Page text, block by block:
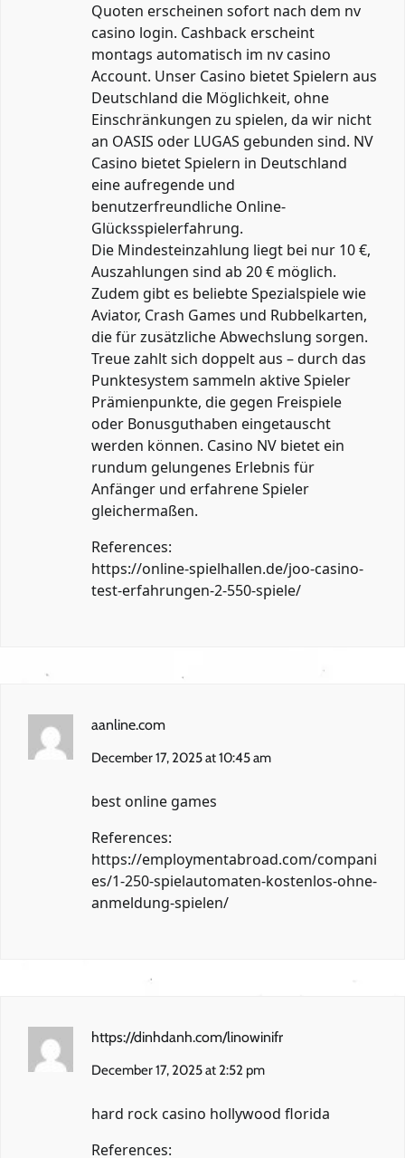
Quoten erscheinen sofort nach dem nv
casino login. Cashback erscheint
montags automatisch im nv casino
Account. Unser Casino bietet Spielern aus
Deutschland die Möglichkeit, ohne
Einschränkungen zu spielen, da wir nicht
an OASIS oder LUGAS gebunden sind. NV
Casino bietet Spielern in Deutschland
eine aufregende und
benutzerfreundliche Online-
Glücksspielerfahrung.
Die Mindesteinzahlung liegt bei nur 10 €,
Auszahlungen sind ab 20 € möglich.
Zudem gibt es beliebte Spezialspiele wie
Aviator, Crash Games und Rubbelkarten,
die für zusätzliche Abwechslung sorgen.
Treue zahlt sich doppelt aus – durch das
Punktesystem sammeln aktive Spieler
Prämienpunkte, die gegen Freispiele
oder Bonusguthaben eingetauscht
werden können. Casino NV bietet ein
rundum gelungenes Erlebnis für
Anfänger und erfahrene Spieler
gleichermaßen.
References:
https://online-spielhallen.de/joo-casino-
test-erfahrungen-2-550-spiele/
aanline.com
December 17, 2025 at 10:45 am
best online games
References:
https://employmentabroad.com/compani
es/1-250-spielautomaten-kostenlos-ohne-
anmeldung-spielen/
https://dinhdanh.com/linowinifr
December 17, 2025 at 2:52 pm
hard rock casino hollywood florida
References: